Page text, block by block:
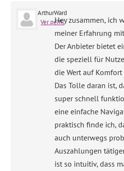
ArthurWard
Ver perfilHey zusammen, ich
meiner Erfahrung
Der Anbieter bietet
die speziell für
die Wert auf
Das Tolle daran ist,
super schnell
eine einfache
praktisch finde ich,
auch unterwegs
Auszahlungen
ist so intuitiv, dass